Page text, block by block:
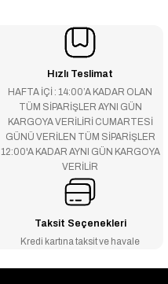
Hızlı Teslimat
HAFTA İÇİ : 14:00’A KADAR OLAN
TÜM SİPARİŞLER AYNI GÜN
KARGOYA VERİLİRİ CUMARTESİ
GÜNÜ VERİLEN TÜM SİPARİŞLER
12:00'A KADAR AYNI GÜN KARGOYA
VERİLİR
Taksit Seçenekleri
Kredi kartına taksit ve havale